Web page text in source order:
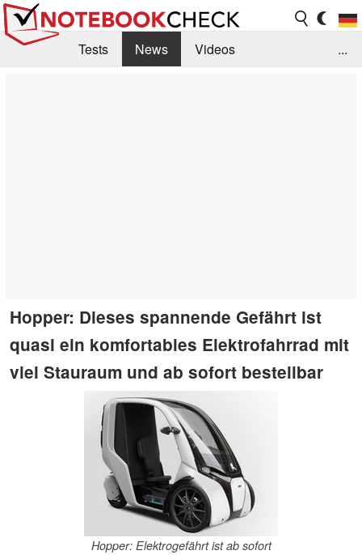
Tests News
Videos
...
Hopper: Dieses spannende Gefährt ist
quasi ein komfortables Elektrofahrrad mit
viel Stauraum und ab sofort bestellbar
Hopper: Elektrogefährt ist ab sofort